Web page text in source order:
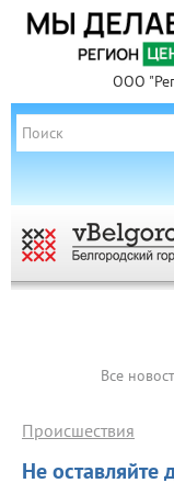
ООО
Все
Не оставляйте
Происшествия